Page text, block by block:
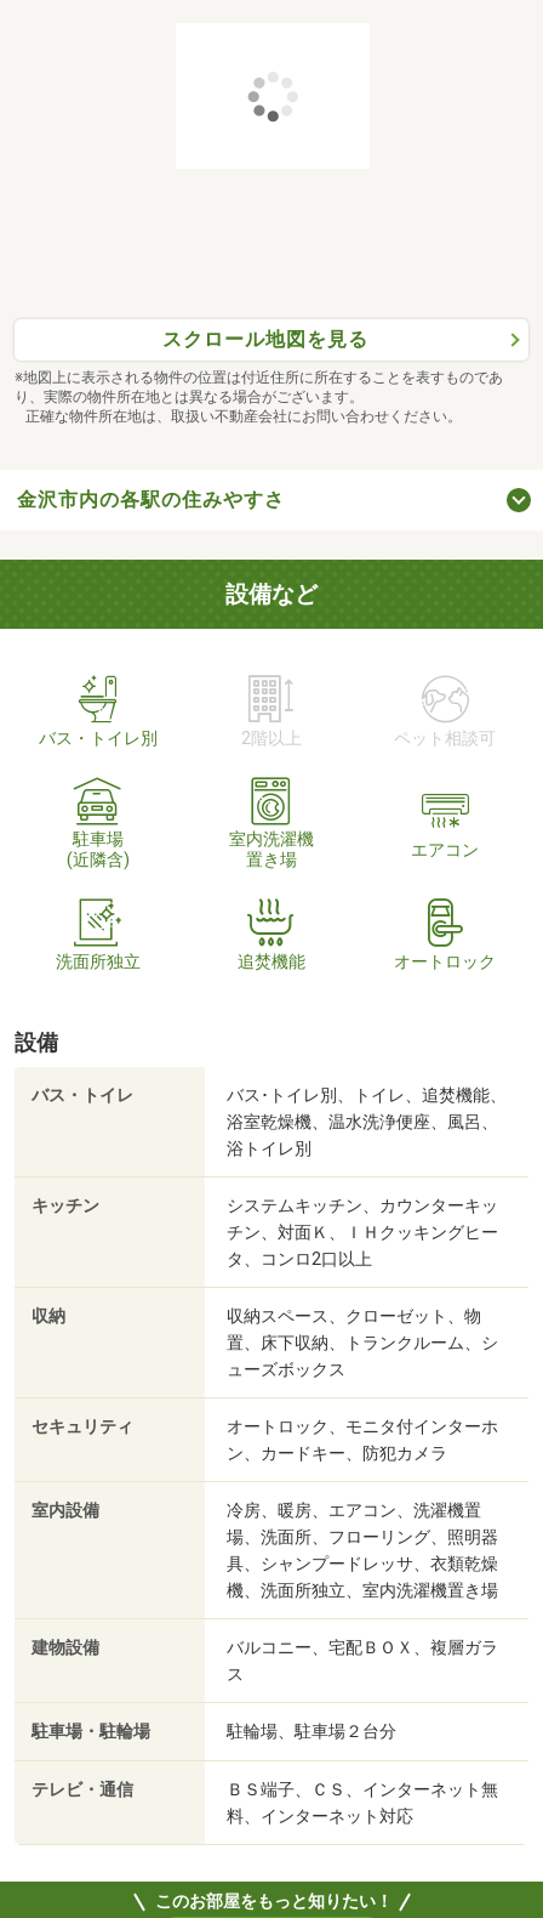
スクロール地図を見る
※地図上に表示される物件の位置は付近住所に所在することを表すものであ
り、実際の物件所在地とは異なる場合がございます。
正確な物件所在地は、取扱い不動産会社にお問い合わせください。
金沢市内の各駅の住みやすさ
設備など
バス・トイレ別 2階以上 ペット相談可
駐車場
(近隣含)
室内洗濯機
置き場
エアコン
洗面所独立 追焚機能 オートロック
設備
バス・トイレ
バス･トイレ別、トイレ、追焚機能、
浴室乾燥機、温水洗浄便座、風呂、
浴トイレ別
キッチン
システムキッチン、カウンターキッ
チン、対面Ｋ、ＩＨクッキングヒー
タ、コンロ2口以上
収納
収納スペース、クローゼット、物
置、床下収納、トランクルーム、シ
ューズボックス
セキュリティ
オートロック、モニタ付インターホ
ン、カードキー、防犯カメラ
室内設備
冷房、暖房、エアコン、洗濯機置
場、洗面所、フローリング、照明器
具、シャンプードレッサ、衣類乾燥
機、洗面所独立、室内洗濯機置き場
建物設備
バルコニー、宅配ＢＯＸ、複層ガラ
ス
駐車場・駐輪場 駐輪場、駐車場２台分
テレビ・通信
ＢＳ端子、ＣＳ、インターネット無
料、インターネット対応
このお部屋をもっと知りたい！